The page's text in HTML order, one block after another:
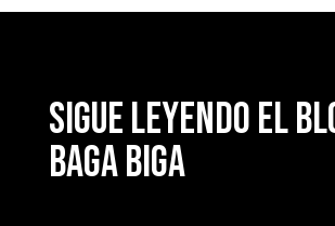
Sigue leyendo el
Baga Biga